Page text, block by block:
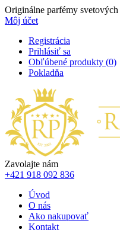
Originálne parfémy
Môj účet
Registrácia
Prihlásiť sa
Obľúbené produkty (0)
Pokladňa
Zavolajte nám
+421 918 092 836
Úvod
O nás
Ako nakupovať
Kontakt